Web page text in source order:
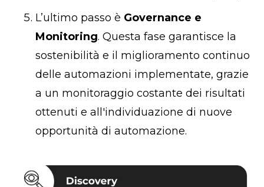
L’ultimo passo è Governance e
Monitoring. Questa fase garantisce la
sostenibilità e il miglioramento continuo
delle automazioni implementate, grazie
a un monitoraggio costante dei risultati
ottenuti e all'individuazione di nuove
opportunità di automazione.